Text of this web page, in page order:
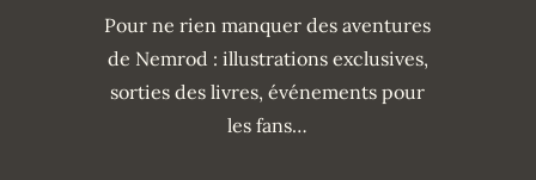
Pour ne rien manquer des aventures
de Nemrod : illustrations exclusives,
sorties des livres, événements pour
les fans…